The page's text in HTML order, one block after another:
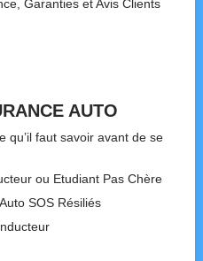
Garanties et Avis Clients
AUTO
qu’il faut savoir avant de se
ou Etudiant Pas Chère
SOS Résiliés